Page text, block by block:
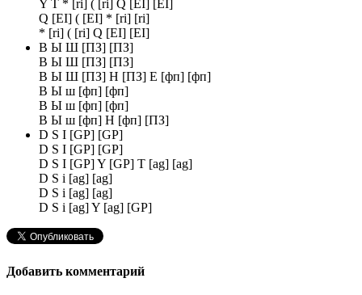
Y T * [ri] ( [ri] Q [EI] [EI]
Q [EI] ( [EI] * [ri] [ri]
* [ri] ( [ri] Q [EI] [EI]
В Ы Ш [ПЗ] [ПЗ]
В Ы Ш [ПЗ] [ПЗ]
В Ы Ш [ПЗ] Н [ПЗ] Е [фп] [фп]
В Ы ш [фп] [фп]
В Ы ш [фп] [фп]
В Ы ш [фп] Н [фп] [ПЗ]
D S I [GP] [GP]
D S I [GP] [GP]
D S I [GP] Y [GP] T [ag] [ag]
D S i [ag] [ag]
D S i [ag] [ag]
D S i [ag] Y [ag] [GP]
Добавить комментарий